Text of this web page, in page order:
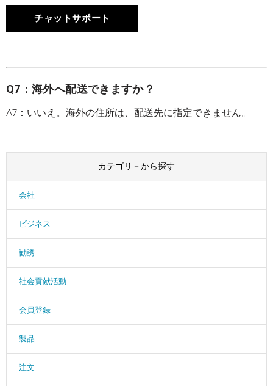
チャットサポート
Q7：海外へ配送できますか？
A7：いいえ。海外の住所は、配送先に指定できません。
カテゴリ－から探す
会社
ビジネス
勧誘
社会貢献活動
会員登録
製品
注文